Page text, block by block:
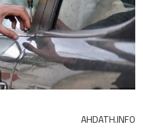
AHDATH.INFO